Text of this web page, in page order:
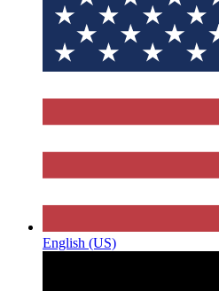
English (US)